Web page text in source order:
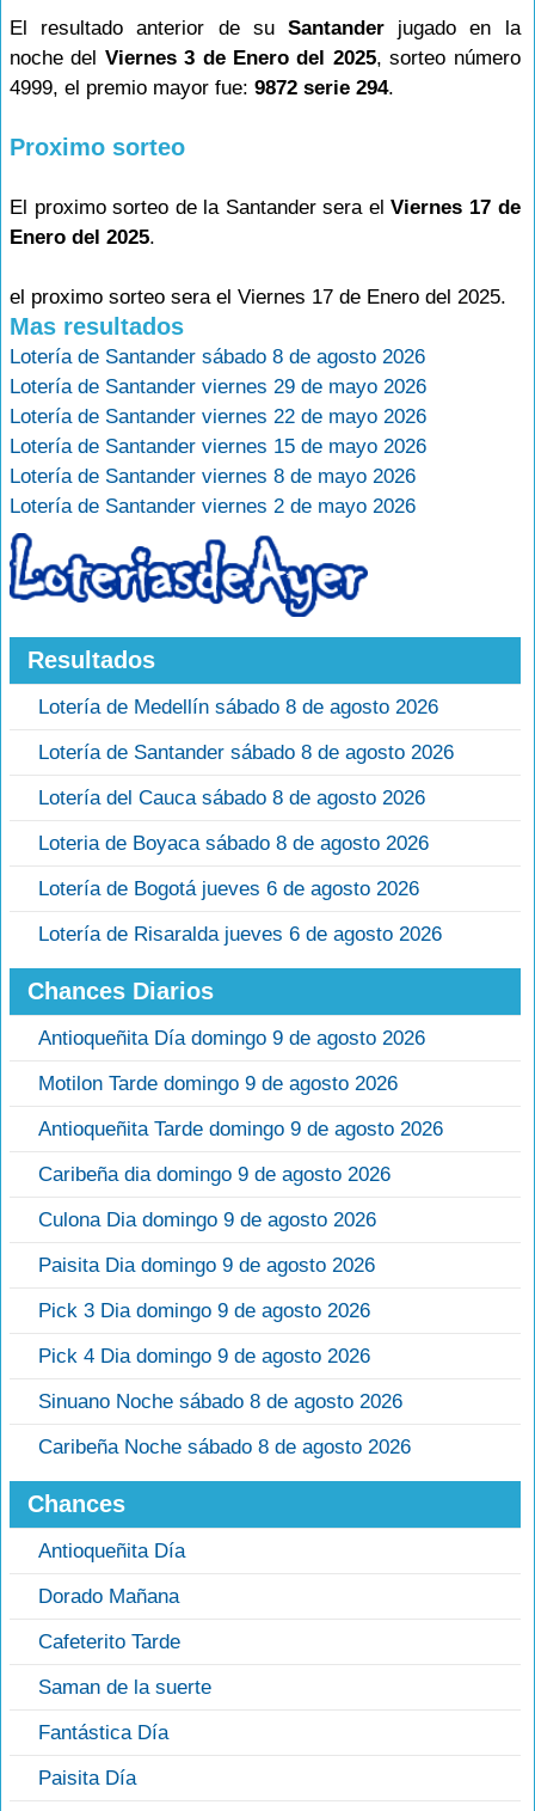
El resultado anterior de su Santander jugado en la
noche del Viernes 3 de Enero del 2025, sorteo número
4999, el premio mayor fue: 9872 serie 294.
Proximo sorteo
El proximo sorteo de la Santander sera elViernes 17 de
Enero del 2025.
el proximo sorteo sera el Viernes 17 de Enero del 2025.
Mas resultados
Lotería de Santander sábado 8 de agosto 2026
Lotería de Santander viernes 29 de mayo 2026
Lotería de Santander viernes 22 de mayo 2026
Lotería de Santander viernes 15 de mayo 2026
Lotería de Santander viernes 8 de mayo 2026
Lotería de Santander viernes 2 de mayo 2026
Resultados
Lotería de Medellín sábado 8 de agosto 2026
Lotería de Santander sábado 8 de agosto 2026
Lotería del Cauca sábado 8 de agosto 2026
Loteria de Boyaca sábado 8 de agosto 2026
Lotería de Bogotá jueves 6 de agosto 2026
Lotería de Risaralda jueves 6 de agosto 2026
Chances Diarios
Antioqueñita Día domingo 9 de agosto 2026
Motilon Tarde domingo 9 de agosto 2026
Antioqueñita Tarde domingo 9 de agosto 2026
Caribeña dia domingo 9 de agosto 2026
Culona Dia domingo 9 de agosto 2026
Paisita Dia domingo 9 de agosto 2026
Pick 3 Dia domingo 9 de agosto 2026
Pick 4 Dia domingo 9 de agosto 2026
Sinuano Noche sábado 8 de agosto 2026
Caribeña Noche sábado 8 de agosto 2026
Chances
Antioqueñita Día
Dorado Mañana
Cafeterito Tarde
Saman de la suerte
Fantástica Día
Paisita Día